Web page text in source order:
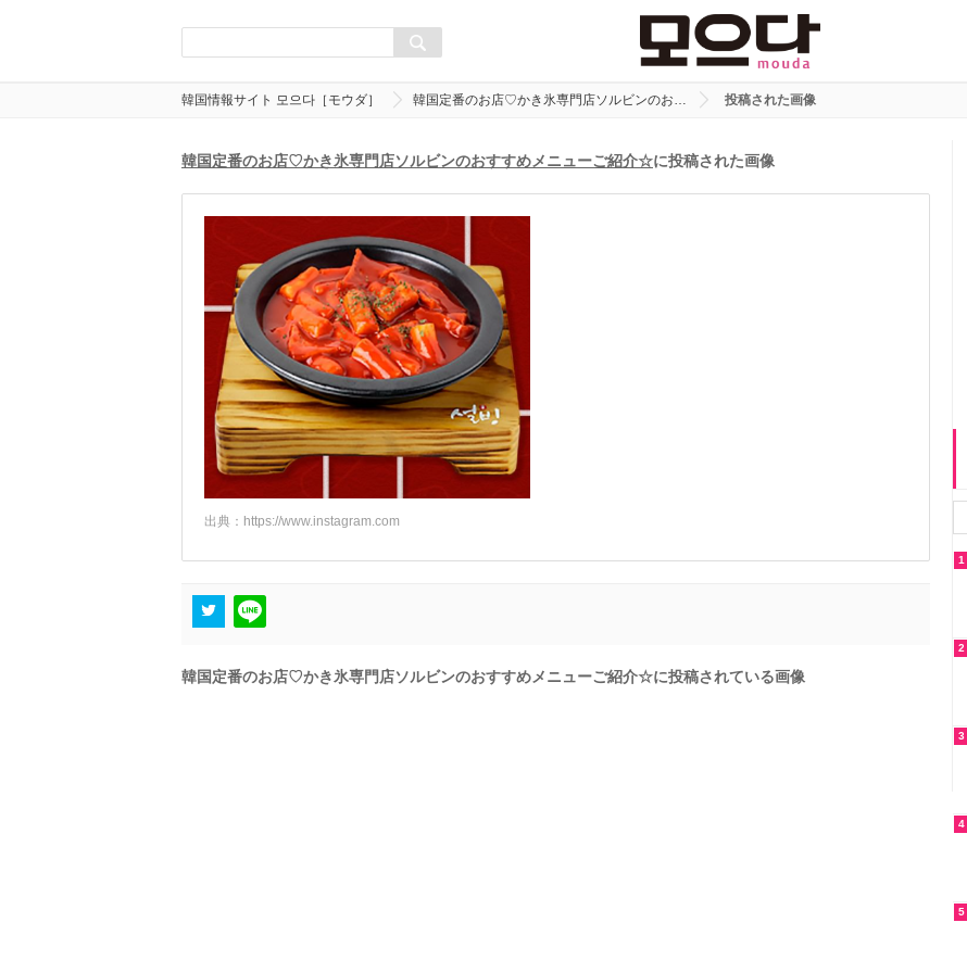
韓国情報サイト 모으다［モウダ］ 韓国定番のお店♡かき氷専門店ソルビンのお… 投稿された画像
韓国定番のお店♡かき氷専門店ソルビンのおすすめメニューご紹介☆に投稿された画像
出典： https://www.instagram.com
韓国定番のお店♡かき氷専門店ソルビンのおすすめメニューご紹介☆に投稿されている画像
1
2
3
4
5